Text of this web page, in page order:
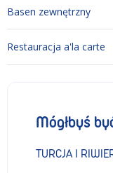
Basen zewnętrzny
Restauracja a'la carte
Mógłbyś
TURCJA I